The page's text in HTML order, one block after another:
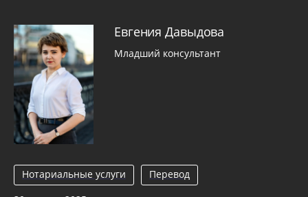
Евгения Давыдова
Младший консультант
Нотариальные услуги
Перевод